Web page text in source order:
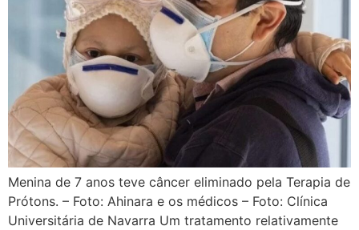
Menina de 7 anos teve câncer eliminado pela Terapia de
Prótons. – Foto: Ahinara e os médicos – Foto: Clínica
Universitária de Navarra Um tratamento relativamente